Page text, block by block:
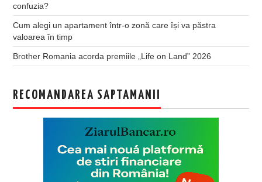
confuzia?
Cum alegi un apartament într-o zonă care își va păstra
valoarea în timp
Brother Romania acorda premiile „Life on Land” 2026
RECOMANDAREA SAPTAMANII